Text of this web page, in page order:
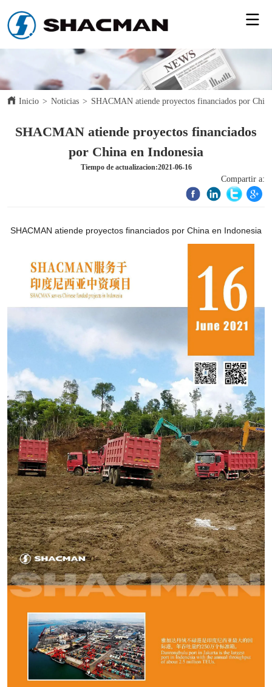
Inicio > Noticias > SHACMAN atiende proyectos financiados por
SHACMAN atiende proyectos financiados
por China en Indonesia
Tiempo de actualizacion:2021-06-16
Compartir a: